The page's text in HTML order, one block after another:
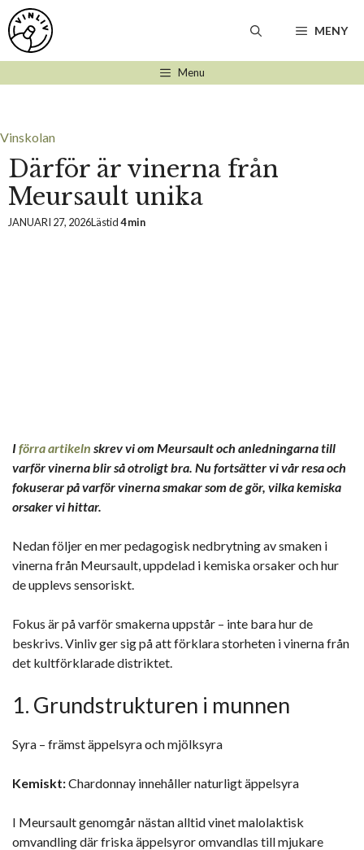
Hoppa
till
innehåll
MENY
Menu
Vinskolan
Därför är vinerna från
Meursault unika
JANUARI 27, 2026Lästid4 min
Iförra artikeln skrev vi om Meursault och anledningarna till
varför vinerna blir så otroligt bra. Nu fortsätter vi vår resa och
fokuserar på varför vinerna smakar som de gör, vilka kemiska
orsaker vi hittar.
Nedan följer en mer pedagogisk nedbrytning av smaken i
vinerna från Meursault, uppdelad i kemiska orsaker och hur
de upplevs sensoriskt.
Fokus är på varför smakerna uppstår – inte bara hur de
beskrivs. Vinliv ger sig på att förklara storheten i vinerna från
det kultförklarade distriktet.
1. Grundstrukturen i munnen
Syra – främst äppelsyra och mjölksyra
Kemiskt:Chardonnay innehåller naturligt äppelsyra
I Meursault genomgår nästan alltid vinet malolaktisk
omvandling där friska äppelsyror omvandlas till mjukare